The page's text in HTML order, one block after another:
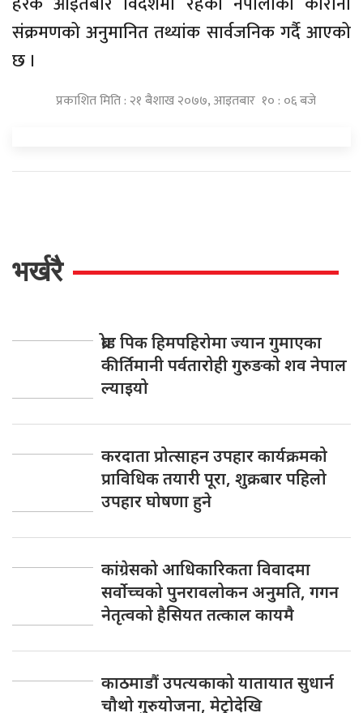
संक्रमणको अनुमानित तथ्यांक सार्वजनिक गर्दै आएको
छ ।
प्रकाशित मिति : २१ बैशाख २०७७, आइतबार १० : ०६ बजे
भर्खरै
ब्रोड पिक हिमपहिरोमा ज्यान गुमाएका
कीर्तिमानी पर्वतारोही गुरुङको शव नेपाल
ल्याइयो
करदाता प्रोत्साहन उपहार कार्यक्रमको
प्राविधिक तयारी पूरा, शुक्रबार पहिलो
उपहार घोषणा हुने
कांग्रेसको आधिकारिकता विवादमा
सर्वोच्चको पुनरावलोकन अनुमति, गगन
नेतृत्वको हैसियत तत्काल कायमै
काठमाडौं उपत्यकाको यातायात सुधार्न
चौथो गुरुयोजना, मेट्रोदेखि